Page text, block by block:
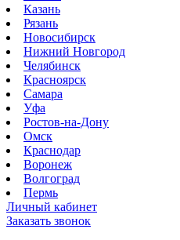
Казань
Рязань
Новосибирск
Нижний Новгород
Челябинск
Красноярск
Самара
Уфа
Ростов-на-Дону
Омск
Краснодар
Воронеж
Волгоград
Пермь
Личный кабинет
Заказать звонок